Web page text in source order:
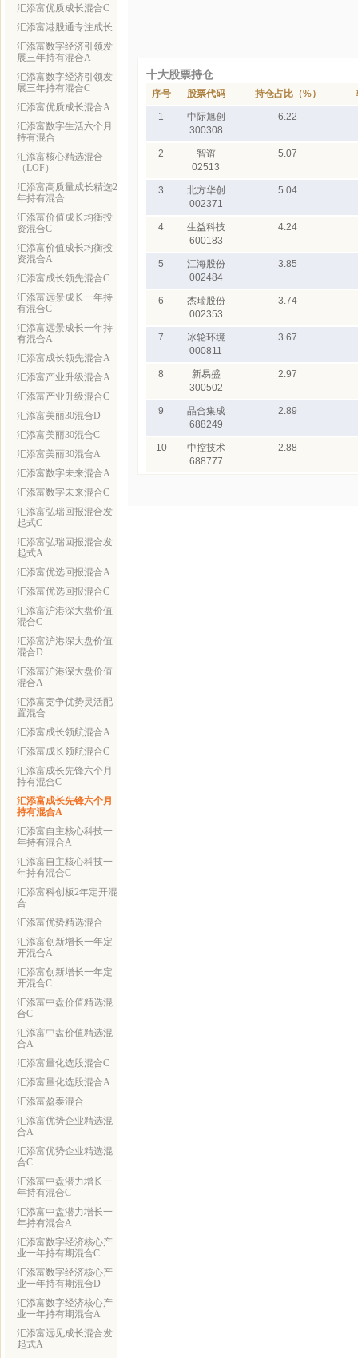
汇添富优质成长混合C
汇添富港股通专注成长
汇添富数字经济引领发
展三年持有混合A
汇添富数字经济引领发
展三年持有混合C
汇添富优质成长混合A
汇添富数字生活六个月
持有混合
汇添富核心精选混合
（LOF）
汇添富高质量成长精选2
年持有混合
汇添富价值成长均衡投
资混合C
汇添富价值成长均衡投
资混合A
汇添富成长领先混合C
汇添富远景成长一年持
有混合C
汇添富远景成长一年持
有混合A
汇添富成长领先混合A
汇添富产业升级混合A
汇添富产业升级混合C
汇添富美丽30混合D
汇添富美丽30混合C
汇添富美丽30混合A
汇添富数字未来混合A
汇添富数字未来混合C
汇添富弘瑞回报混合发
起式C
汇添富弘瑞回报混合发
起式A
汇添富优选回报混合A
汇添富优选回报混合C
汇添富沪港深大盘价值
混合C
汇添富沪港深大盘价值
混合D
汇添富沪港深大盘价值
混合A
汇添富竞争优势灵活配
置混合
汇添富成长领航混合A
汇添富成长领航混合C
汇添富成长先锋六个月
持有混合C
汇添富成长先锋六个月
持有混合A
汇添富自主核心科技一
年持有混合A
汇添富自主核心科技一
年持有混合C
汇添富科创板2年定开混
合
汇添富优势精选混合
汇添富创新增长一年定
开混合A
汇添富创新增长一年定
开混合C
汇添富中盘价值精选混
合C
汇添富中盘价值精选混
合A
汇添富量化选股混合C
汇添富量化选股混合A
汇添富盈泰混合
汇添富优势企业精选混
合A
汇添富优势企业精选混
合C
汇添富中盘潜力增长一
年持有混合C
汇添富中盘潜力增长一
年持有混合A
汇添富数字经济核心产
业一年持有期混合C
汇添富数字经济核心产
业一年持有期混合D
汇添富数字经济核心产
业一年持有期混合A
汇添富远见成长混合发
起式A
十大股票持仓
序号 股票代码 持仓占比（%）
1
中际旭创
300308
6.22
2
智谱
02513
5.07
3
北方华创
002371
5.04
4
生益科技
600183
4.24
5
江海股份
002484
3.85
6
杰瑞股份
002353
3.74
7
冰轮环境
000811
3.67
8
新易盛
300502
2.97
9
晶合集成
688249
2.89
10
中控技术
688777
2.88